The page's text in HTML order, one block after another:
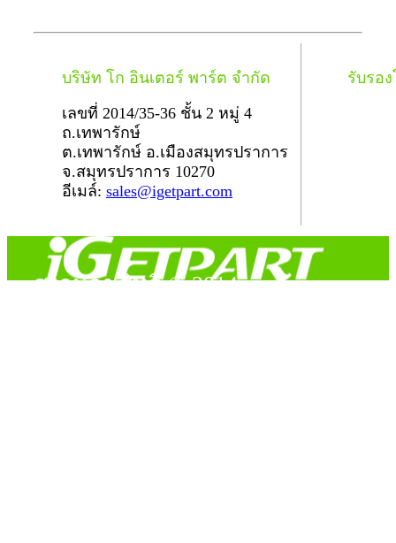
บริษัท โก อินเตอร์ พาร์ต จำกัด
เลขที่ 2014/35-36 ชั้น 2 หมู่ 4
ถ.เทพารักษ์
ต.เทพารักษ์ อ.เมืองสมุทรปราการ
จ.สมุทรปราการ 10270
อีเมล์: sales@igetpart.com
รับรอ
สงวนลิขสิทธิ์ © 2014